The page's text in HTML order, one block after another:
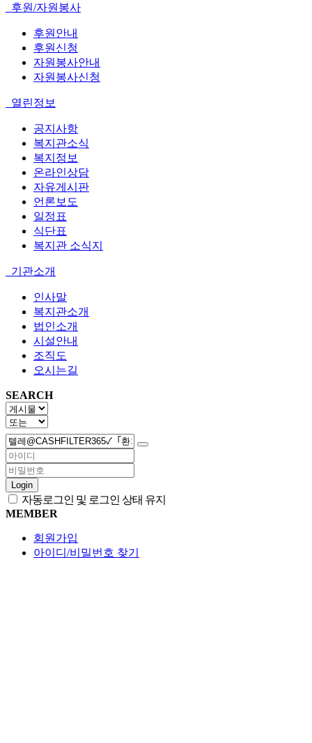
후원/자원봉사
후원안내
후원신청
자원봉사안내
자원봉사신청
열린정보
공지사항
복지관소식
복지정보
온라인상담
자유게시판
언론보도
일정표
식단표
복지관 소식지
기관소개
인사말
복지관소개
법인소개
시설안내
조직도
오시는길
SEARCH
Login
자동로그인 및 로그인 상태 유지
MEMBER
회원가입
아이디/비밀번호 찾기